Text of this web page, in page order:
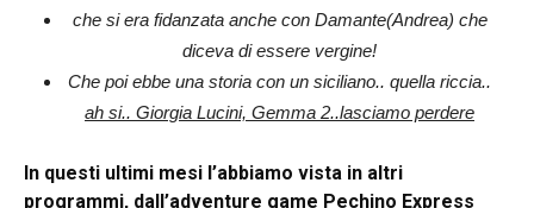
che si era fidanzata anche con Damante(Andrea) che
diceva di essere vergine!
Che poi ebbe una storia con un siciliano.. quella riccia..
ah si.. Giorgia Lucini, Gemma 2..lasciamo perdere
In questi ultimi mesi l’abbiamo vista in altri
programmi, dall’adventure game Pechino Express